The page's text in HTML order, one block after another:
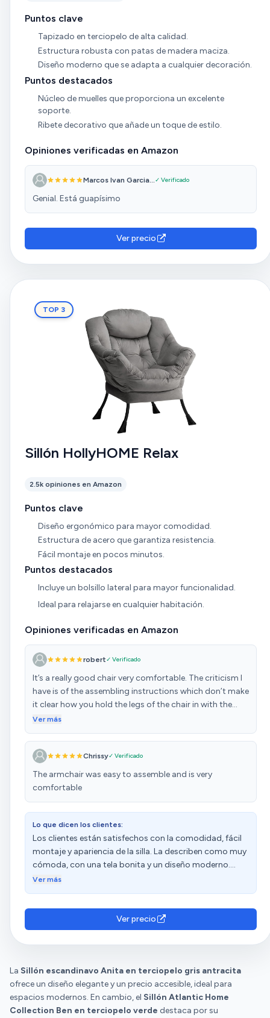
Puntos clave
Tapizado en terciopelo de alta calidad.
Estructura robusta con patas de madera maciza.
Diseño moderno que se adapta a cualquier decoración.
Puntos destacados
Núcleo de muelles que proporciona un excelente
soporte.
Ribete decorativo que añade un toque de estilo.
Opiniones verificadas en Amazon
Marcos Ivan Garcia... ✓ Verificado
Genial. Está guapísimo
Ver precio
TOP 3
Sillón HollyHOME Relax
2.5k opiniones en Amazon
Puntos clave
Diseño ergonómico para mayor comodidad.
Estructura de acero que garantiza resistencia.
Fácil montaje en pocos minutos.
Puntos destacados
Incluye un bolsillo lateral para mayor funcionalidad.
Ideal para relajarse en cualquier habitación.
Opiniones verificadas en Amazon
robert✓ Verificado
It’s a really good chair very comfortable. The criticism I
have is of the assembling instructions which don’t make
it clear how you hold the legs of the chair in with the
straps took me ages to work this out. I’m not the best
instructions about this. Anyway, the chair is really good
and I’m happy with it.
Ver más
Chrissy✓ Verificado
The armchair was easy to assemble and is very
comfortable
Lo que dicen los clientes:
Los clientes están satisfechos con la comodidad, fácil
montaje y apariencia de la silla. La describen como muy
cómoda, con una tela bonita y un diseño moderno.
Además, destacan su buena relación calidad-precio. Sin
hay opiniones divididas sobre su durabilidad.
Ver más
Ver precio
La Sillón escandinavo Anita en terciopelo gris antracita
ofrece un diseño elegante y un precio accesible, ideal para
espacios modernos. En cambio, el Sillón Atlantic Home
Collection Ben en terciopelo verde destaca por su